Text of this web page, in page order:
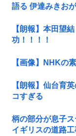
語る 伊達みきお
【朗報】本田望
功！！！！
【画像】NHKの
【朗報】仙台育
コすぎる
柄の部分が息子
イギリスの道路